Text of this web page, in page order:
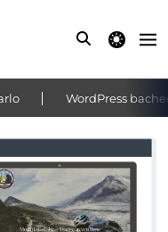
theme
WordPress bacheca
›